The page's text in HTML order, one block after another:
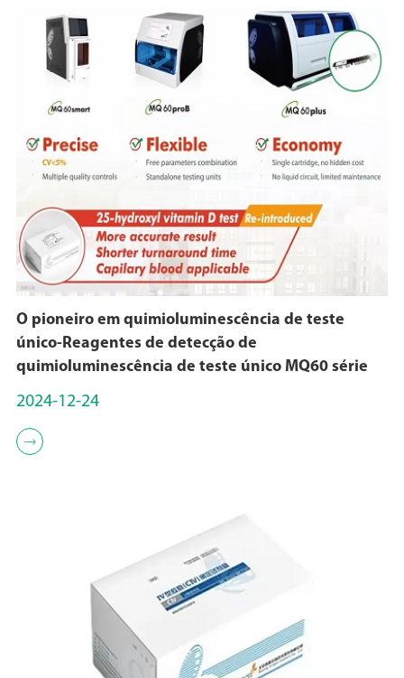
O pioneiro em quimioluminescência de teste
único-Reagentes de detecção de
quimioluminescência de teste único MQ60 série
2024-12-24
